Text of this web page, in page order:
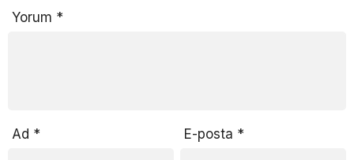
Yorum *
Ad * E-posta *